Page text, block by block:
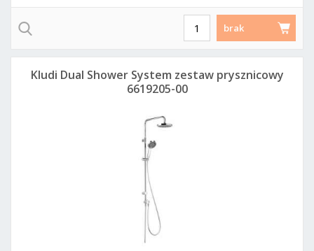
brak
Kludi Dual Shower System zestaw prysznicowy
6619205-00